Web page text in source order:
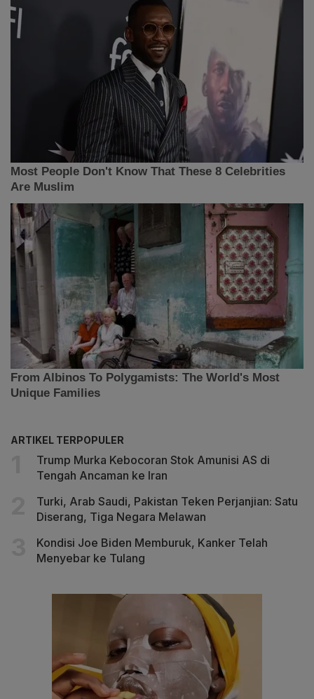
ARTIKEL TERPOPULER
Trump Murka Kebocoran Stok Amunisi AS di
Tengah Ancaman ke Iran
Turki, Arab Saudi, Pakistan Teken Perjanjian: Satu
Diserang, Tiga Negara Melawan
Kondisi Joe Biden Memburuk, Kanker Telah
Menyebar ke Tulang